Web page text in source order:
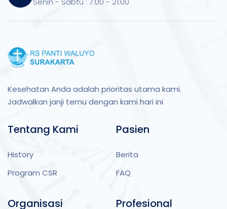
Kesehatan Anda adalah prioritas utama kami.
Jadwalkan janji temu dengan kami hari ini
Tentang Kami
History
Program CSR
Pasien
Berita
FAQ
Organisasi Profesional